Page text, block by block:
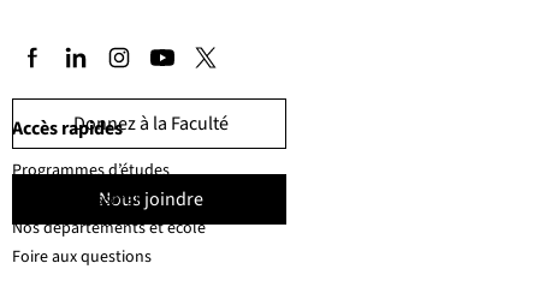
Donnez à la Faculté
Nous joindre
Accès rapides
Programmes d’études
Corps professoral
Nos départements et école
Foire aux questions